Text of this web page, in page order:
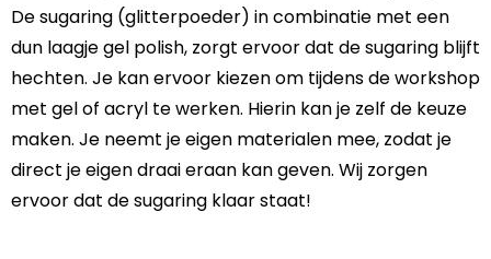
De sugaring (glitterpoeder) in combinatie met een
dun laagje gel polish, zorgt ervoor dat de sugaring blijft
hechten. Je kan ervoor kiezen om tijdens de workshop
met gel of acryl te werken. Hierin kan je zelf de keuze
maken. Je neemt je eigen materialen mee, zodat je
direct je eigen draai eraan kan geven. Wij zorgen
ervoor dat de sugaring klaar staat!